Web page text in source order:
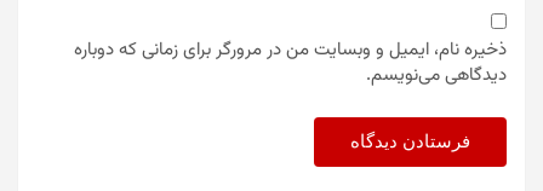
ذخیره نام، ایمیل و وبسایت من در مرورگر برای زمانی که دوباره
دیدگاهی می‌نویسم.